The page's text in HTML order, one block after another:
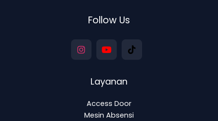
Follow Us
Layanan
Access Door
Mesin Absensi